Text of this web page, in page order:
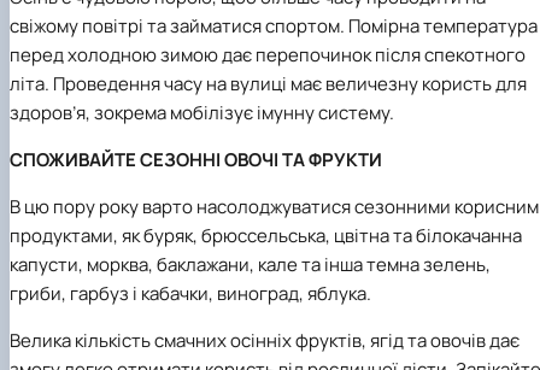
свіжому повітрі та займатися спортом. Помірна температура
перед холодною зимою дає перепочинок після спекотного
літа. Проведення часу на вулиці має величезну користь для
здоров’я, зокрема мобілізує імунну систему.
СПОЖИВАЙТЕ СЕЗОННІ ОВОЧІ ТА ФРУКТИ
В цю пору року варто насолоджуватися сезонними
продуктами, як буряк, брюссельська, цвітна та білокачанна
капусти, морква, баклажани, кале та інша темна зелень,
гриби, гарбуз і кабачки, виноград, яблука.
Велика кількість смачних осінніх фруктів, ягід та овочів дає